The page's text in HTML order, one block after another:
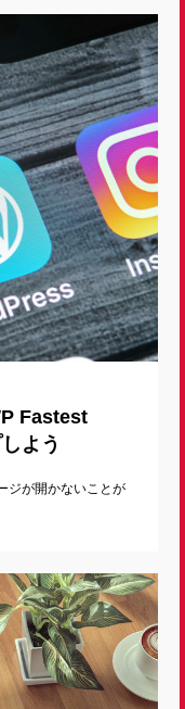
Fastest
よう
ジが開かないことが